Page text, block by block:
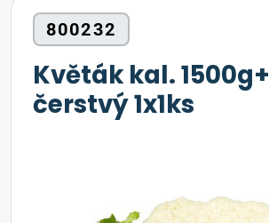
800232
Květák kal. 1500g+
čerstvý 1x1ks